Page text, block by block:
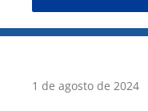
1 de agosto de 2024